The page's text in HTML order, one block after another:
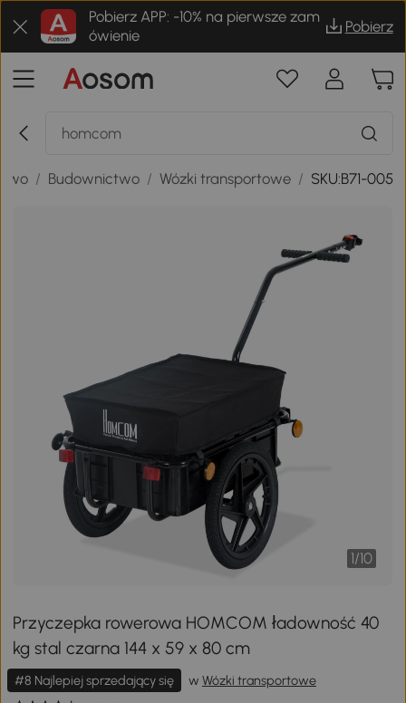
Pobierz APP: -10% na pierwsze zam
ówienie
Pobierz
/ Budownictwo / Wózki transportowe / SKU:B71-005
1/10
Przyczepka rowerowa HOMCOM ładowność 40
kg stal czarna 144 x 59 x 80 cm
#8 Najlepiej sprzedający się w Wózki transportowe